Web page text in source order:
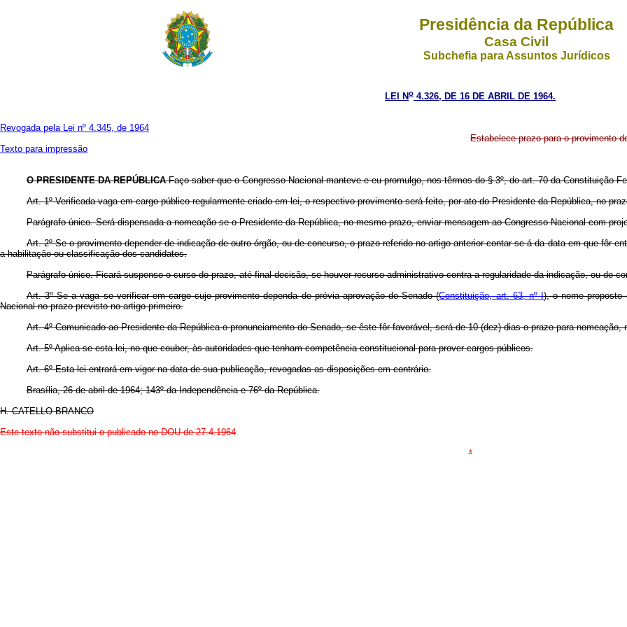
Presidência da República
Casa Civil
Subchefia para Assuntos Jurídicos
LEI No 4.326, DE 16 DE ABRIL DE 1964.
Revogada pela Lei nº 4.345, de 1964
Texto para impressão
Estabelece prazo para o provimento
O PRESIDENTE DA REPÚBLICAFaço saber que o Congresso Nacional manteve e eu promulgo, nos têrmos do § 3º, do art. 70 da Constituição
Art. 1º Verificada vaga em cargo público regularmente criado em lei, o respectivo provimento será feito, por ato do Presidente da República, no
Parágrafo único. Será dispensada a nomeação se o Presidente da República, no mesmo prazo, enviar mensagem ao Congresso Nacional com
Art. 2º Se o provimento depender de indicação de outro órgão, ou de concurso, o prazo referido no artigo anterior contar-se-á da data em que fôr
a habilitação ou classificação dos candidatos.
Parágrafo único. Ficará suspenso o curso do prazo, até final decisão, se houver recurso administrativo contra a regularidade da indicação, ou do
Art. 3º Se a vaga se verificar em cargo cujo provimento dependa de prévia aprovação do Senado (Constituição, art. 63, nº I), o nome proposto
Nacional no prazo previsto no artigo primeiro.
Art. 4º Comunicado ao Presidente da República o pronunciamento do Senado, se êste fôr favorável, será de 10 (dez) dias o prazo para
Art. 5º Aplica-se esta lei, no que couber, às autoridades que tenham competência constitucional para prover cargos públicos.
Art. 6º Esta lei entrará em vigor na data de sua publicação, revogadas as disposições em contrário.
Brasília, 26 de abril de 1964; 143º da Independência e 76º da República.
H. CATELLO BRANCO
Este texto não substitui o publicado no DOU de 27.4.1964
*